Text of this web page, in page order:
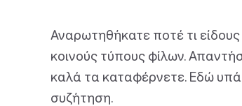
Αναρωτηθήκατε ποτέ τι
κοινούς τύπους φίλων.
καλά τα καταφέρνετε. Εδώ
συζήτηση.